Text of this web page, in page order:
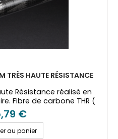
TRÈS HAUTE RÉSISTANCE
Résistance réalisé en
Fibre de carbone THR (
époxy.
€
au panier